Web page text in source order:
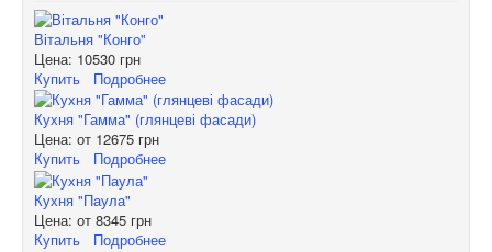
Вітальня "Конго"
Цена: 10530 грн
Купить
Подробнее
Кухня "Гамма" (глянцеві фасади)
Цена: от 12675 грн
Купить
Подробнее
Кухня "Паула"
Цена: от 8345 грн
Купить
Подробнее